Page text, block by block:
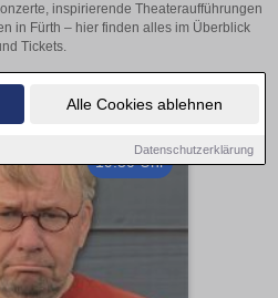
Alle Cookies ablehnen
Datenschutzerklärung
inspirierende Theateraufführungen
in Fürth – hier finden alles im Überblick
Tickets.
19:30 Uhr